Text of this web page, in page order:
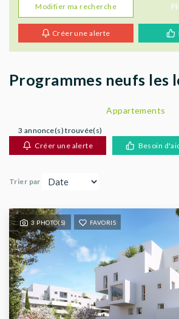
ACHETER
LOUER
BIENS VENDUS
AGENCES
Modifier ma recherche
Créer une alerte
Programmes neufs les
Appartements
3 annonce(s) trouvée(s)
Créer une alerte
Besoin
Trier par
3 PHOTO(S) FAVORIS